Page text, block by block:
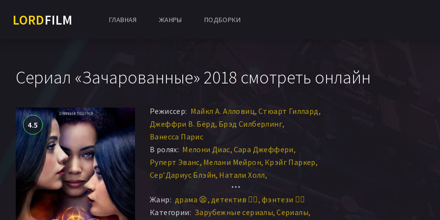
LORDFILM ГЛАВНАЯ ЖАНРЫ ПОДБОРКИ
Сериал «Зачарованные» 2018 смотреть онлайн
4.5
Режиссер: Майкл А. Алловиц Стюарт Гиллард
Джеффри В. Бёрд Брэд Силберлинг
Ванесса Парис
В ролях: Мелони Диас Сара Джеффери
Руперт Эванс Мелани Мейрон Крэйг Паркер
Сер’Дариус Блэйн Натали Холл
Эллен Тамаки
Aleyse Shannon Ализ Шэннон
Жанр: драма 😫 детектив 🕵️‍♂️ фэнтези 🧝‍♂️
Категории: Зарубежные сериалы Сериалы